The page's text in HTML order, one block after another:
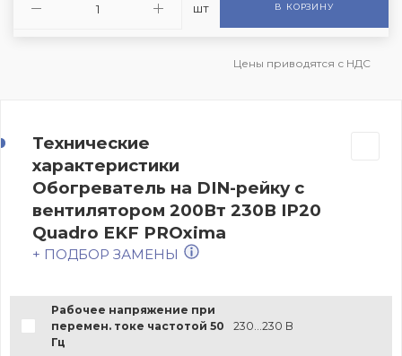
шт В КОРЗИНУ
Цены приводятся с НДС
Технические
характеристики
Обогреватель на DIN-рейку с
вентилятором 200Вт 230В IP20
Quadro EKF PROxima
+ ПОДБОР ЗАМЕНЫ
Рабочее напряжение при
перемен. токе частотой 50
Гц
230...230 В